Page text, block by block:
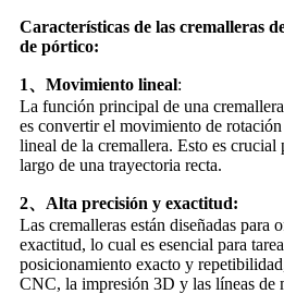
Características de las cremalleras
de pórtico:
1、 Movimiento lineal:
La función principal de una
es convertir el movimiento de
lineal de la cremallera. Esto es
largo de una trayectoria recta.
2、 Alta precisión y exactitud:
Las cremalleras están diseñadas para
exactitud, lo cual es esencial para
posicionamiento exacto y
CNC, la impresión 3D y las líneas de